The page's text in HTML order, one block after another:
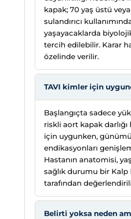
kapak; 70 yaş üstü
sulandırıcı
yaşayacaklarda
tercih edilebilir. Karar
özelinde verilir.
TAVI kimler için
Başlangıçta sadece
riskli aort kapak darlığı
için uygunken,
endikasyonları
Hastanın anatomisi,
sağlık durumu bir Kalp
tarafından
Belirti yoksa neden